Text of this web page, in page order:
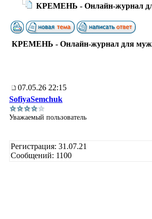
КРЕМЕНЬ - Онлайн-журнал
КРЕМЕНЬ - Онлайн-журнал для
07.05.26 22:15
SofiyaSemchuk
Уважаемый пользователь
Регистрация: 31.07.21
Сообщений: 1100